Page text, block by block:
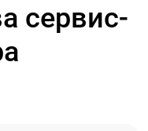
сервис-